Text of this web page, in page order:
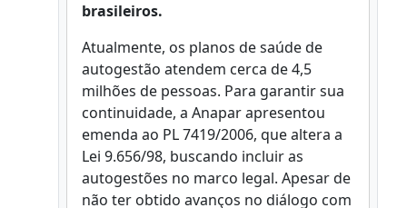
brasileiros.
Atualmente, os planos de saúde de
autogestão atendem cerca de 4,5
milhões de pessoas. Para garantir sua
continuidade, a Anapar apresentou
emenda ao PL 7419/2006, que altera a
Lei 9.656/98, buscando incluir as
autogestões no marco legal. Apesar de
não ter obtido avanços no diálogo com